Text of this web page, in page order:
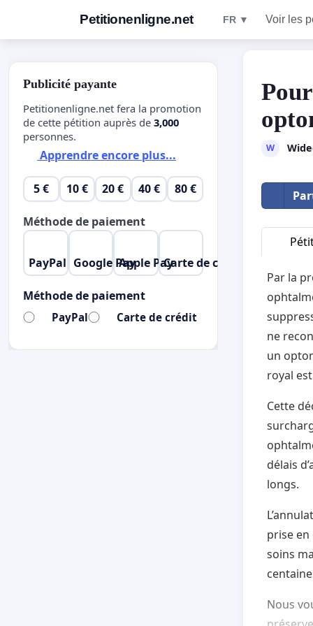
Petitionenligne.net FR ▼ Voir les
W
Par la
ne
un
royal
Cette
délais
longs.
prise
soins
Nous
Publicité payante
Petitionenligne.net fera la promotion
de cette pétition auprès de 3,000
personnes.
Apprendre encore plus...
5 € 10 € 20 € 40 € 80 €
Méthode de paiement
PayPal Google PayApple PayCarte de crédit
Méthode de paiement
PayPal Carte de crédit